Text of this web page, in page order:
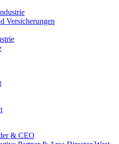
Versicherungen
& CEO